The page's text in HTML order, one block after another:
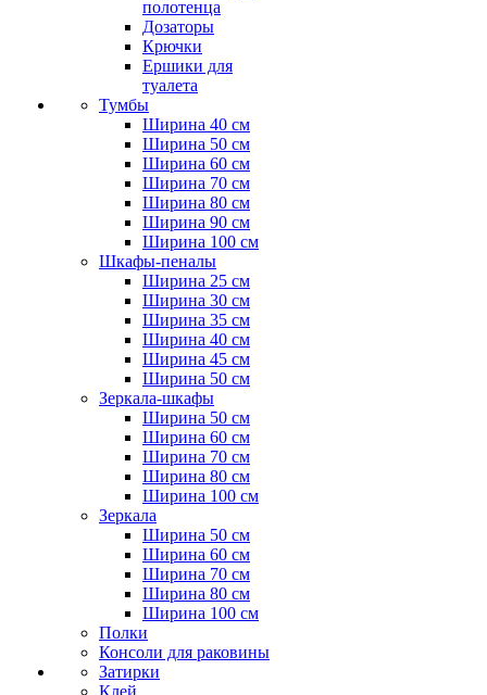
полотенца
Дозаторы
Крючки
Ершики для
туалета
Тумбы
Ширина 40 см
Ширина 50 см
Ширина 60 см
Ширина 70 см
Ширина 80 см
Ширина 90 см
Ширина 100 см
Шкафы-пеналы
Ширина 25 см
Ширина 30 см
Ширина 35 см
Ширина 40 см
Ширина 45 см
Ширина 50 см
Зеркала-шкафы
Ширина 50 см
Ширина 60 см
Ширина 70 см
Ширина 80 см
Ширина 100 см
Зеркала
Ширина 50 см
Ширина 60 см
Ширина 70 см
Ширина 80 см
Ширина 100 см
Полки
Консоли для раковины
Затирки
Клей